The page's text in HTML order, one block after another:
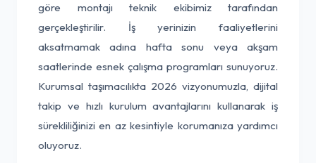
göre montajı teknik ekibimiz tarafından
gerçekleştirilir. İş yerinizin faaliyetlerini
aksatmamak adına hafta sonu veya akşam
saatlerinde esnek çalışma programları sunuyoruz.
Kurumsal taşımacılıkta 2026 vizyonumuzla, dijital
takip ve hızlı kurulum avantajlarını kullanarak iş
sürekliliğinizi en az kesintiyle korumanıza yardımcı
oluyoruz.